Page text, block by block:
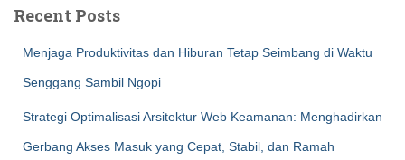
Recent Posts
Menjaga Produktivitas dan Hiburan Tetap Seimbang di Waktu
Senggang Sambil Ngopi
Strategi Optimalisasi Arsitektur Web Keamanan: Menghadirkan
Gerbang Akses Masuk yang Cepat, Stabil, dan Ramah